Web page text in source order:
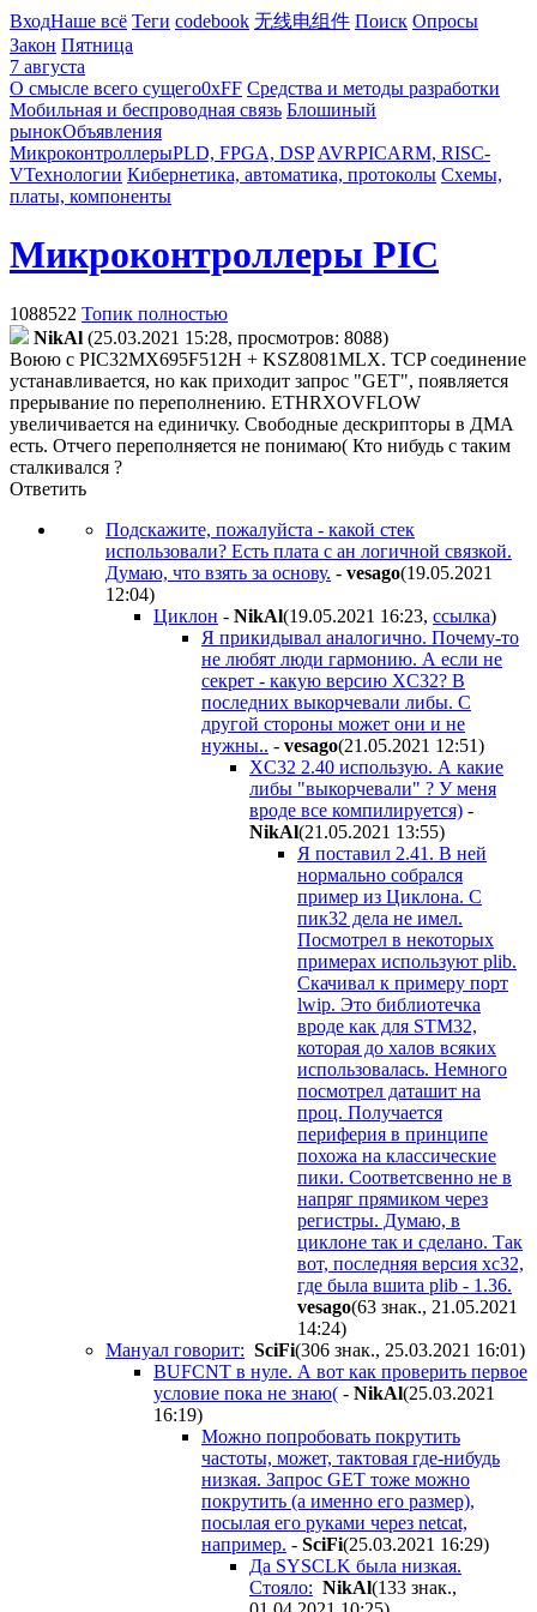
ВходНаше всё Теги codebook 无线电组件 Поиск Опросы
Закон Пятница
7 августа
О смысле всего сущего0xFF Средства и методы разработки
Мобильная и беспроводная связь Блошиный
рынокОбъявления
МикроконтроллерыPLD, FPGA, DSP AVRPICARM, RISC-
VТехнологии Кибернетика, автоматика, протоколы Схемы,
платы, компоненты
Микроконтроллеры PIC
1088522 Топик полностью
NikAl (25.03.2021 15:28, просмотров: 8088)
Воюю с PIC32MX695F512H + KSZ8081MLX. TCP соединение
устанавливается, но как приходит запрос "GET", появляется
прерывание по переполнению. ETHRXOVFLOW
увеличивается на единичку. Свободные дескрипторы в ДМА
есть. Отчего переполняется не понимаю( Кто нибудь с таким
сталкивался ?
Ответить
Подскажите, пожалуйста - какой стек
использовали? Есть плата с ан логичной связкой.
Думаю, что взять за основу. - vesago(19.05.2021
12:04)
Циклон - NikAl(19.05.2021 16:23, ссылка)
Я прикидывал аналогично. Почему-то
не любят люди гармонию. А если не
секрет - какую версию XC32? В
последних выкорчевали либы. С
другой стороны может они и не
нужны.. - vesago(21.05.2021 12:51)
XС32 2.40 использую. А какие
либы "выкорчевали" ? У меня
вроде все компилируется) -
NikAl(21.05.2021 13:55)
Я поставил 2.41. В ней
нормально собрался
пример из Циклона. С
пик32 дела не имел.
Посмотрел в некоторых
примерах используют plib.
Скачивал к примеру порт
lwip. Это библиотечка
вроде как для STM32,
которая до халов всяких
использовалась. Немного
посмотрел даташит на
проц. Получается
периферия в принципе
похожа на классические
пики. Соответсвенно не в
напряг прямиком через
регистры. Думаю, в
циклоне так и сделано. Так
вот, последняя версия xc32,
где была вшита plib - 1.36.
vesago(63 знак., 21.05.2021
14:24)
Мануал говорит: SciFi(306 знак., 25.03.2021 16:01)
BUFCNT в нуле. А вот как проверить первое
условие пока не знаю( - NikAl(25.03.2021
16:19)
Можно попробовать покрутить
частоты, может, тактовая где-нибудь
низкая. Запрос GET тоже можно
покрутить (а именно его размер),
посылая его руками через netcat,
например. - SciFi(25.03.2021 16:29)
Да SYSCLK была низкая.
Стояло: NikAl(133 знак.,